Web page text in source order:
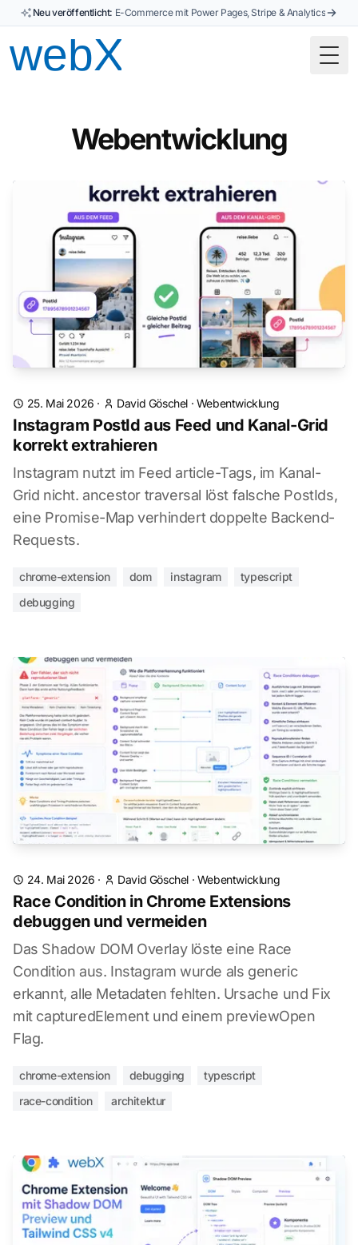
Neu veröffentlicht: E-Commerce mit Power Pages, Stripe & Analytics
Webentwicklung
25. Mai 2026 · David Göschel · Webentwicklung
Instagram PostId aus Feed und Kanal-Grid
korrekt extrahieren
Instagram nutzt im Feed article-Tags, im Kanal-
Grid nicht. ancestor traversal löst falsche PostIds,
eine Promise-Map verhindert doppelte Backend-
Requests.
chrome-extension dom instagram
typescript
debugging
24. Mai 2026 · David Göschel · Webentwicklung
Race Condition in Chrome Extensions
debuggen und vermeiden
Das Shadow DOM Overlay löste eine Race
Condition aus. Instagram wurde als generic
erkannt, alle Metadaten fehlten. Ursache und Fix
mit capturedElement und einem previewOpen
Flag.
chrome-extension debugging
typescript
race-condition
architektur